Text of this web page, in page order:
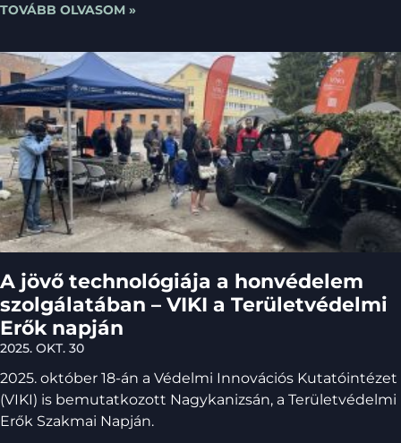
TOVÁBB OLVASOM »
A jövő technológiája a honvédelem
szolgálatában – VIKI a Területvédelmi
Erők napján
2025. OKT. 30
2025. október 18-án a Védelmi Innovációs Kutatóintézet
(VIKI) is bemutatkozott Nagykanizsán, a Területvédelmi
Erők Szakmai Napján.